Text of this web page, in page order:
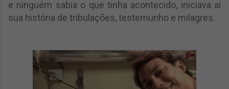
e ninguém sabia o que tinha acontecido, iniciava ai
sua história de tribulações, testemunho e milagres.